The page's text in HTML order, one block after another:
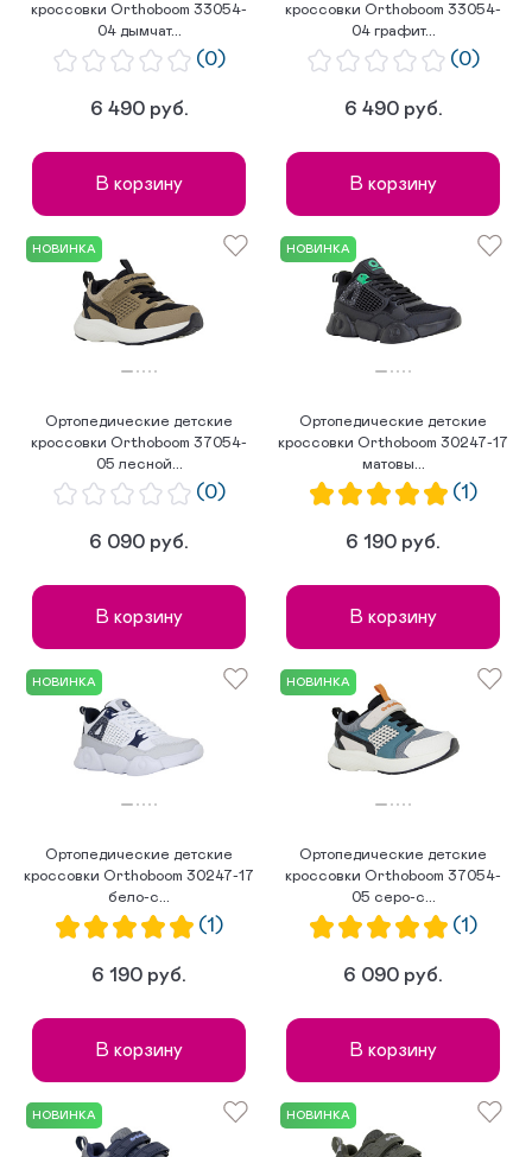
кроссовки Orthoboom 33054-
04 дымчат...
(0)
6 490 руб.
В корзину
кроссовки Orthoboom 33054-
04 графит...
(0)
6 490 руб.
В корзину
НОВИНКА
Ортопедические детские
кроссовки Orthoboom 37054-
05 лесной...
(0)
6 090 руб.
В корзину
НОВИНКА
Ортопедические детские
кроссовки Orthoboom 30247-17
матовы...
(1)
6 190 руб.
В корзину
НОВИНКА
Ортопедические детские
кроссовки Orthoboom 30247-17
бело-с...
(1)
6 190 руб.
В корзину
НОВИНКА
Ортопедические детские
кроссовки Orthoboom 37054-
05 серо-с...
(1)
6 090 руб.
В корзину
НОВИНКА НОВИНКА